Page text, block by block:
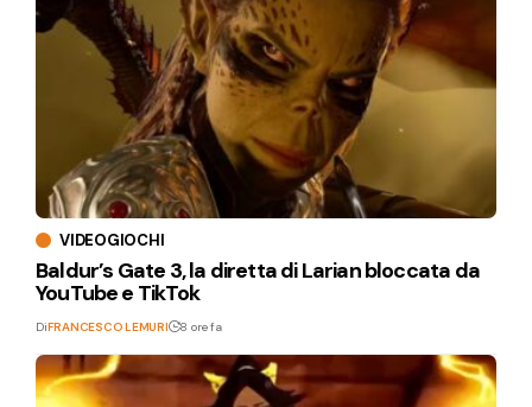
VIDEOGIOCHI
Baldur’s Gate 3, la diretta di Larian bloccata da
YouTube e TikTok
DiFRANCESCO LEMURI 8 ore fa